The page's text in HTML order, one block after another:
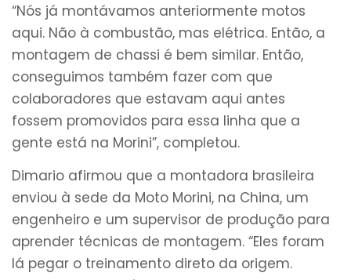
“Nós já montávamos anteriormente motos
aqui. Não à combustão, mas elétrica. Então, a
montagem de chassi é bem similar. Então,
conseguimos também fazer com que
colaboradores que estavam aqui antes
fossem promovidos para essa linha que a
gente está na Morini”, completou.
Dimario afirmou que a montadora brasileira
enviou à sede da Moto Morini, na China, um
engenheiro e um supervisor de produção para
aprender técnicas de montagem. “Eles foram
lá pegar o treinamento direto da origem.